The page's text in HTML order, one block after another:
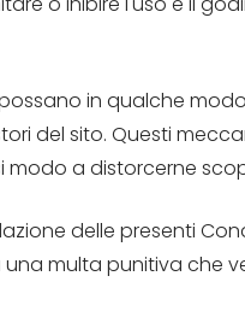
in qualche
del sito. Questi
a distorcerne
delle presenti
multa punitiva che